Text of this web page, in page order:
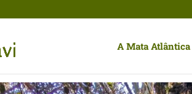
A Mata Atlântica